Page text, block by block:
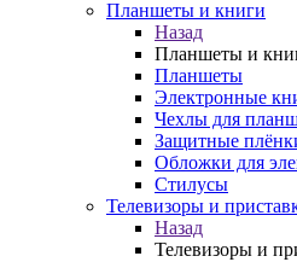
Планшеты и книги
Назад
Планшеты и
Планшеты
Электронные
Чехлы для
Защитные
Обложки для
Стилусы
Телевизоры и
Назад
Телевизоры и